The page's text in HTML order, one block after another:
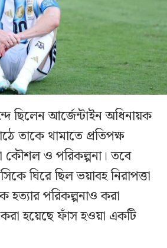
ছিলেন আর্জেন্টাইন অধিনায়ক
তাকে থামাতে প্রতিপক্ষ
কৌশল ও পরিকল্পনা। তবে
ঘিরে ছিল ভয়াবহ নিরাপত্তা
হত্যার পরিকল্পনাও করা
হয়েছে ফাঁস হওয়া একটি